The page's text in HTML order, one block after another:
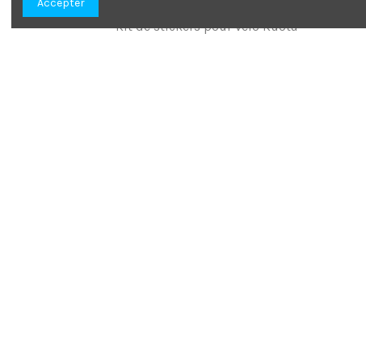
Kit de stickers pour velo Kuota
Accepter